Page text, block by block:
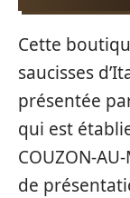
Cette
saucisses
présentée
qui est
COUZON-
de